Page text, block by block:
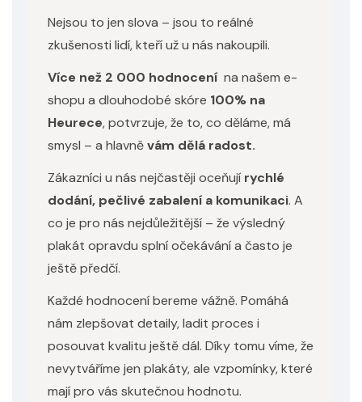
Nejsou to jen slova – jsou to reálné
zkušenosti lidí, kteří už u nás nakoupili.
Více než 2 000 hodnocení na našem e-
shopu a dlouhodobé skóre 100% na
Heurece, potvrzuje, že to, co děláme, má
smysl – a hlavněvám dělá radost.
Zákazníci u nás nejčastěji oceňují rychlé
dodání, pečlivé zabalení a komunikaci. A
co je pro nás nejdůležitější – že výsledný
plakát opravdu splní očekávání a často je
ještě předčí.
Každé hodnocení bereme vážně. Pomáhá
nám zlepšovat detaily, ladit proces i
posouvat kvalitu ještě dál. Díky tomu víme, že
nevytváříme jen plakáty, ale vzpomínky, které
mají pro vás skutečnou hodnotu.